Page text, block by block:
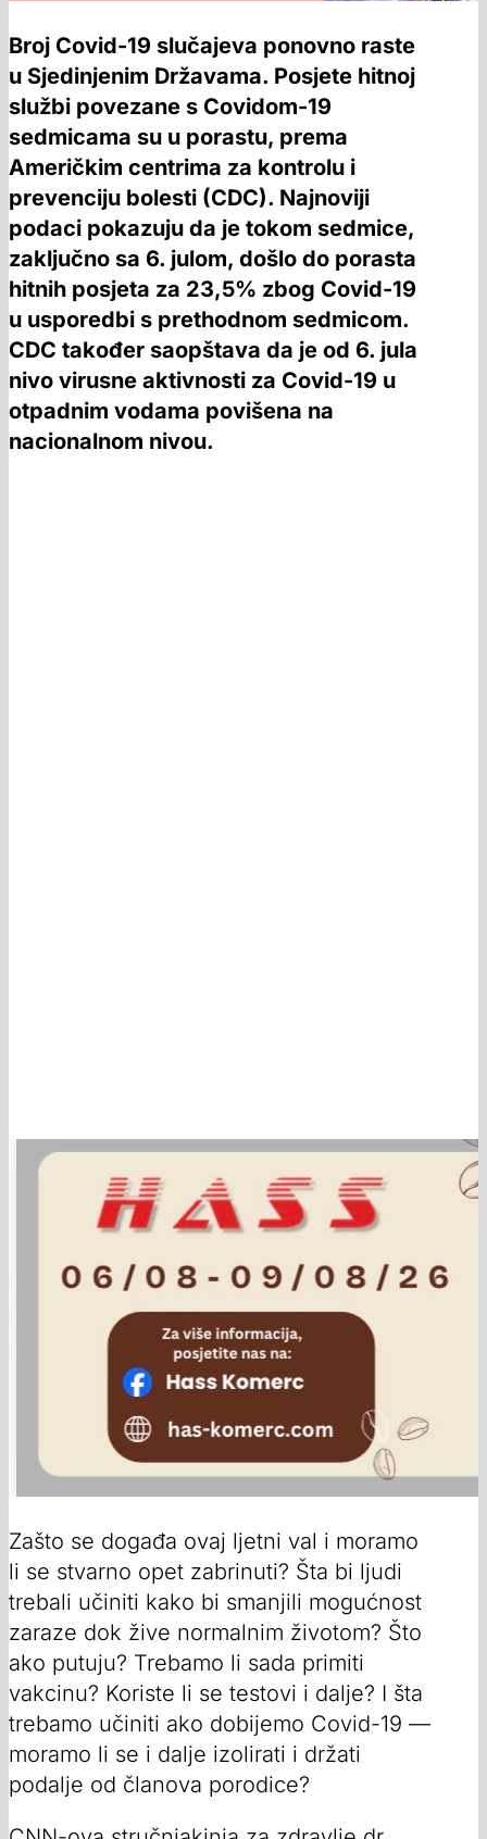
Broj Covid-19 slučajeva ponovno raste
u Sjedinjenim Državama. Posjete hitnoj
službi povezane s Covidom-19
sedmicama su u porastu, prema
Američkim centrima za kontrolu i
prevenciju bolesti (CDC). Najnoviji
podaci pokazuju da je tokom sedmice,
zaključno sa 6. julom, došlo do porasta
hitnih posjeta za 23,5% zbog Covid-19
u usporedbi s prethodnom sedmicom.
CDC također saopštava da je od 6. jula
nivo virusne aktivnosti za Covid-19 u
otpadnim vodama povišena na
nacionalnom nivou.
Zašto se događa ovaj ljetni val i moramo
li se stvarno opet zabrinuti? Šta bi ljudi
trebali učiniti kako bi smanjili mogućnost
zaraze dok žive normalnim životom? Što
ako putuju? Trebamo li sada primiti
vakcinu? Koriste li se testovi i dalje? I šta
trebamo učiniti ako dobijemo Covid-19 —
moramo li se i dalje izolirati i držati
podalje od članova porodice?